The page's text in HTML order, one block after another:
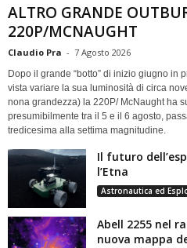
ALTRO GRANDE
220P/MCNAUGHT
Claudio Pra - 7 Agosto 2026
Dopo il grande “botto” di inizio giugno in
vista variare la sua luminosità di circa
nona grandezza) la 220P/ McNaught ha
presumibilmente tra il 5 e il 6 agosto,
tredicesima alla settima magnitudine.
Il futuro
l’Etna
Astronautica ed
Abell 2255 nel
nuova mappa